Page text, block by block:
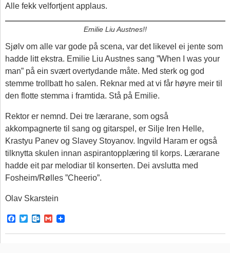
Alle fekk velfortjent applaus.
Emilie Liu Austnes!!
Sjølv om alle var gode på scena, var det likevel ei jente som
hadde litt ekstra. Emilie Liu Austnes sang ”When I was your
man” på ein svært overtydande måte. Med sterk og god
stemme trollbatt ho salen. Reknar med at vi får høyre meir til
den flotte stemma i framtida. Stå på Emilie.
Rektor er nemnd. Dei tre lærarane, som også
akkompagnerte til sang og gitarspel, er Silje Iren Helle,
Krastyu Panev og Slavey Stoyanov. Ingvild Haram er også
tilknytta skulen innan aspirantopplæring til korps. Lærarane
hadde eit par melodiar til konserten. Dei avslutta med
Fosheim/Rølles ”Cheerio”.
Olav Skarstein
F
c
T
i
O
t
G
a